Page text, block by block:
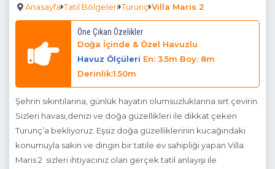
Anasayfa Tatil Bölgeleri Turunç Villa Maris 2
Öne Çıkan Özelikler
Doğa İçinde & Özel Havuzlu
Havuz Ölçüleri En: 3.5m Boy: 8m
Derinlik:1.50m
Şehrin sıkıntılarına, günlük hayatın olumsuzluklarına sırt çevirin.
Sizleri havası,denizi ve doğa güzellikleri ile dikkat çeken
Turunç’a bekliyoruz. Eşsiz doğa güzelliklerinin kucağındaki
konumuyla sakin ve dingin bir tatile ev sahipliği yapan Villa
Maris 2 sizleri ihtiyacınız olan gerçek tatil anlayışı ile